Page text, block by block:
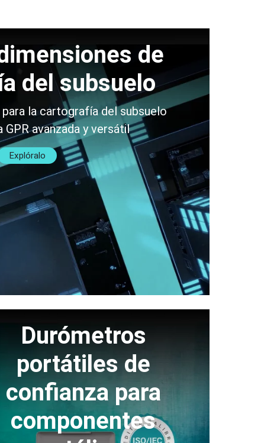
de
del subsuelo
la cartografía del subsuelo
avanzada y versátil
Explóralo
Durómetros
portátiles de
confianza para
componentes